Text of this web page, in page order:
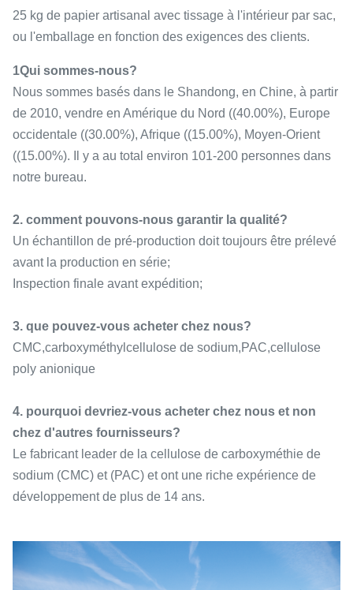
25 kg de papier artisanal avec tissage à l'intérieur par sac,
ou l'emballage en fonction des exigences des clients.
1Qui sommes-nous?
Nous sommes basés dans le Shandong, en Chine, à partir
de 2010, vendre en Amérique du Nord ((40.00%), Europe
occidentale ((30.00%), Afrique ((15.00%), Moyen-Orient
((15.00%). Il y a au total environ 101-200 personnes dans
notre bureau.
2. comment pouvons-nous garantir la qualité?
Un échantillon de pré-production doit toujours être prélevé
avant la production en série;
Inspection finale avant expédition;
3. que pouvez-vous acheter chez nous?
CMC,carboxyméthylcellulose de sodium,PAC,cellulose
poly anionique
4. pourquoi devriez-vous acheter chez nous et non
chez d'autres fournisseurs?
Le fabricant leader de la cellulose de carboxyméthie de
sodium (CMC) et (PAC) et ont une riche expérience de
développement de plus de 14 ans.